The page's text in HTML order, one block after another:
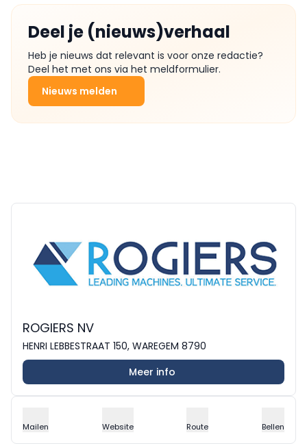
Deel je (nieuws)verhaal
Heb je nieuws dat relevant is voor onze redactie?
Deel het met ons via het meldformulier.
Nieuws melden
ROGIERS NV
HENRI LEBBESTRAAT 150, WAREGEM 8790
Meer info
Mailen Website Route Bellen